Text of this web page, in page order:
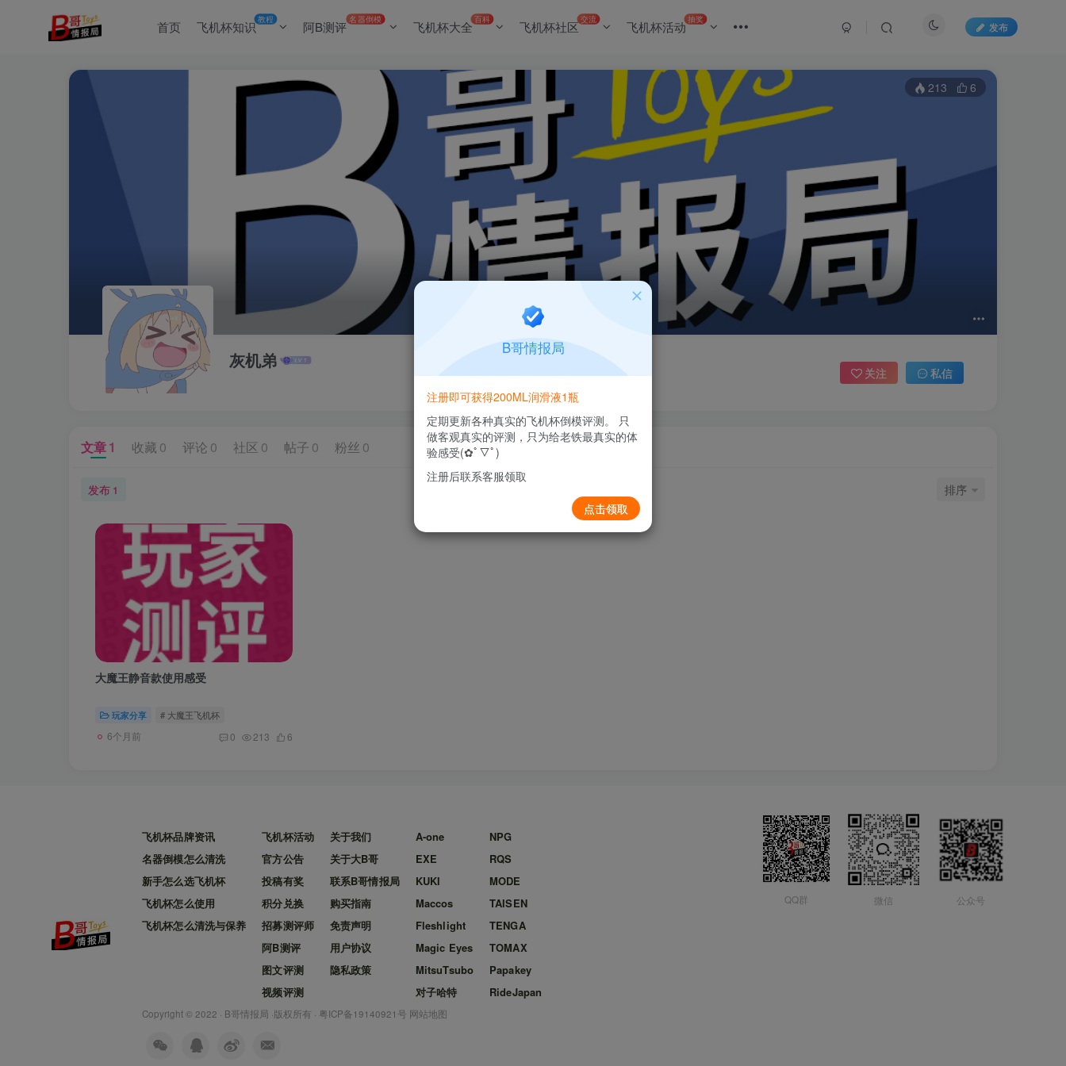
首页 飞机杯知识教程 阿B测评 名器倒模 飞机杯大全百科 飞机杯社区交流 飞机杯活动抽奖
发布
213 6
灰机弟
关注 私信
文章1 收藏 0 评论 0 社区 0 帖子 0 粉丝 0
发布 1 排序
大魔王静音款使用感受
玩家分享 # 大魔王飞机杯
6个月前 0 213 6
飞机杯品牌资讯
名器倒模怎么清洗
新手怎么选飞机杯
飞机杯怎么使用
飞机杯怎么清洗与保养
飞机杯活动
官方公告
投稿有奖
积分兑换
招募测评师
阿B测评
图文评测
视频评测
关于我们
关于大B哥
联系B哥情报局
购买指南
免责声明
用户协议
隐私政策
A-one
EXE
KUKI
Maccos
Fleshlight
Magic Eyes
MitsuTsubo
对子哈特
NPG
RQS
MODE
TAISEN
TENGA
TOMAX
Papakey
RideJapan
Copyright © 2022 · B哥情报局 ·版权所有 · 粤ICP备19140921号 网站地图
QQ群 微信 公众号
B哥情报局
注册即可获得200ML润滑液1瓶
定期更新各种真实的飞机杯倒模评测。 只
做客观真实的评测，只为给老铁最真实的体
验感受(✿ﾟ▽ﾟ)
注册后联系客服领取
点击领取